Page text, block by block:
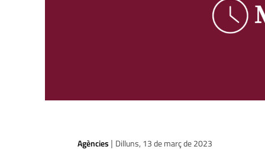
Agències | Dilluns, 13 de març de 2023